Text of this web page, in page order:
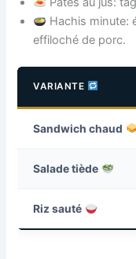
Hachis minute:
effiloché de porc.
VARIANTE
Sandwich chaud
Salade tiède
Riz sauté